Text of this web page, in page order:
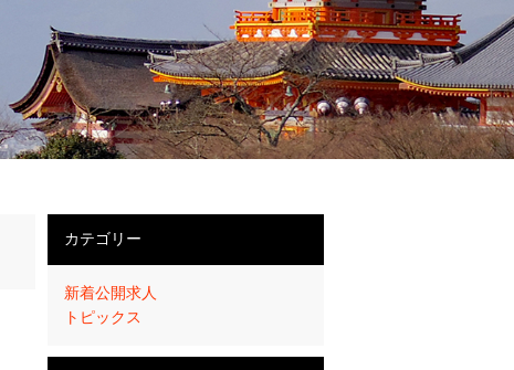
カテゴリー
新着公開求人
トピックス